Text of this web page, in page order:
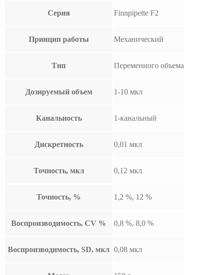
Серия Finnpipette F2
Принцип работы Механический
Тип Переменного объема
Дозируемый объем 1-10 мкл
Канальность 1-канальный
Дискретность 0,01 мкл
Точность, мкл 0,12 мкл
Точность, % 1,2 %, 12 %
Воспроизводимость, CV % 0,8 %, 8,0 %
Воспроизводимость, SD, мкл 0,08 мкл